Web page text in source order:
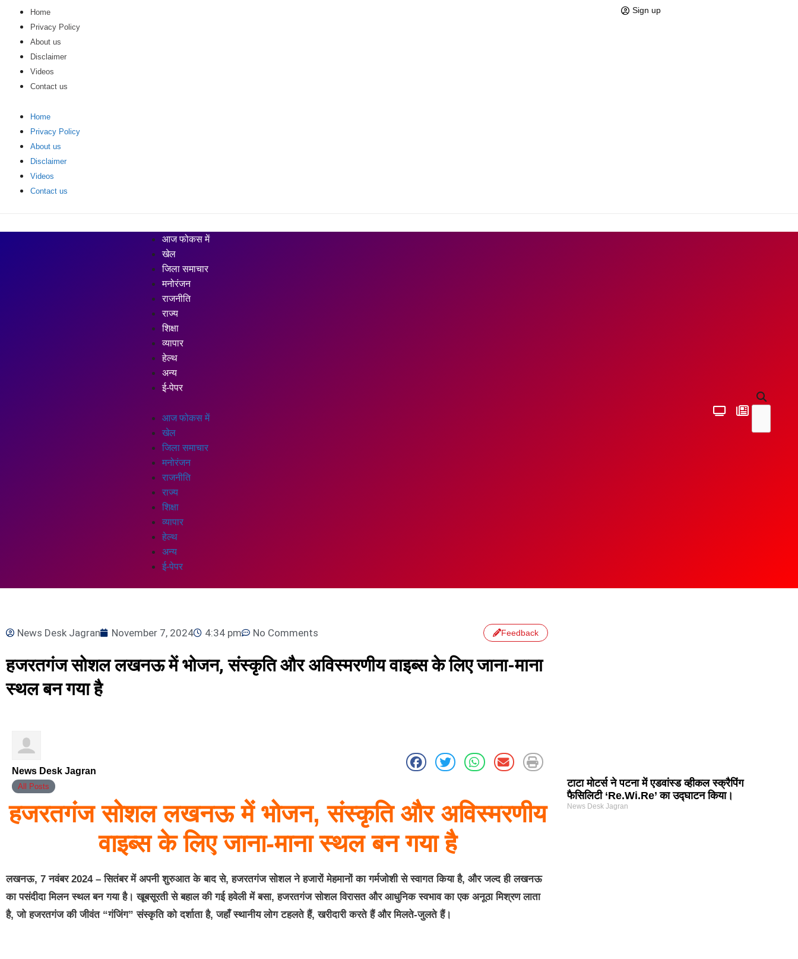
Home
Privacy Policy
About us
Disclaimer
Videos
Contact us
Home
Privacy Policy
About us
Disclaimer
Videos
Contact us
Sign up
आज फोकस में
खेल
जिला समाचार
मनोरंजन
राजनीति
राज्य
शिक्षा
व्यापार
हेल्थ
अन्य
ई-पेपर
आज फोकस में
खेल
जिला समाचार
मनोरंजन
राजनीति
राज्य
शिक्षा
व्यापार
हेल्थ
अन्य
ई-पेपर
News Desk Jagran November 7, 2024 4:34 pm No Comments Feedback
हजरतगंज सोशल लखनऊ में भोजन, संस्कृति और अविस्मरणीय वाइब्स के लिए जाना-माना
स्थल बन गया है
News Desk Jagran
All Posts
हजरतगंज सोशल लखनऊ में भोजन, संस्कृति और अविस्मरणीय
वाइब्स के लिए जाना-माना स्थल बन गया है
लखनऊ, 7 नवंबर 2024 – सितंबर में अपनी शुरुआत के बाद से, हजरतगंज सोशल ने हजारों मेहमानों का गर्मजोशी से स्वागत किया है, और जल्द ही लखनऊ
का पसंदीदा मिलन स्थल बन गया है। खूबसूरती से बहाल की गई हवेली में बसा, हजरतगंज सोशल विरासत और आधुनिक स्वभाव का एक अनूठा मिश्रण लाता
है, जो हजरतगंज की जीवंत “गंजिंग” संस्कृति को दर्शाता है, जहाँ स्थानीय लोग टहलते हैं, खरीदारी करते हैं और मिलते-जुलते हैं।
टाटा मोटर्स ने पटना में एडवांस्ड व्हीकल स्क्रैपिंग
फैसिलिटी ‘Re.Wi.Re’ का उद्घाटन किया।
News Desk Jagran